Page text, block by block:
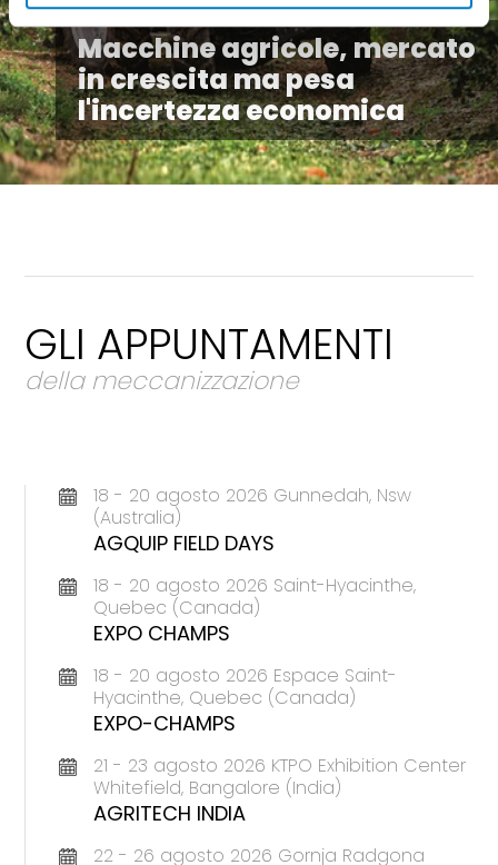
Macchine agricole, mercato
in crescita ma pesa
l'incertezza economica
GLI APPUNTAMENTI
della meccanizzazione
18 - 20 agosto 2026 Gunnedah, Nsw
(Australia)
AGQUIP FIELD DAYS
18 - 20 agosto 2026 Saint-Hyacinthe,
Quebec (Canada)
EXPO CHAMPS
18 - 20 agosto 2026 Espace Saint-
Hyacinthe, Quebec (Canada)
EXPO-CHAMPS
21 - 23 agosto 2026 KTPO Exhibition Center
Whitefield, Bangalore (India)
AGRITECH INDIA
22 - 26 agosto 2026 Gornja Radgona